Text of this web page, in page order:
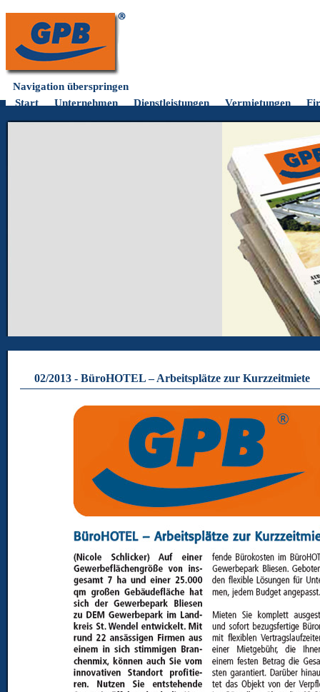
Navigation überspringen
Start
Unternehmen Dienstleistungen Vermietungen
02/2013 - BüroHOTEL – Arbeitsplätze zur Kurzzeitmiete